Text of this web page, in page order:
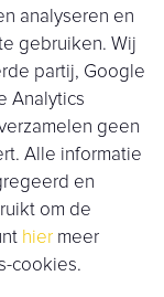
analyseren en
gebruiken. Wij
partij, Google
Analytics
geen
Alle informatie
en
om de
hier meer
cookies.